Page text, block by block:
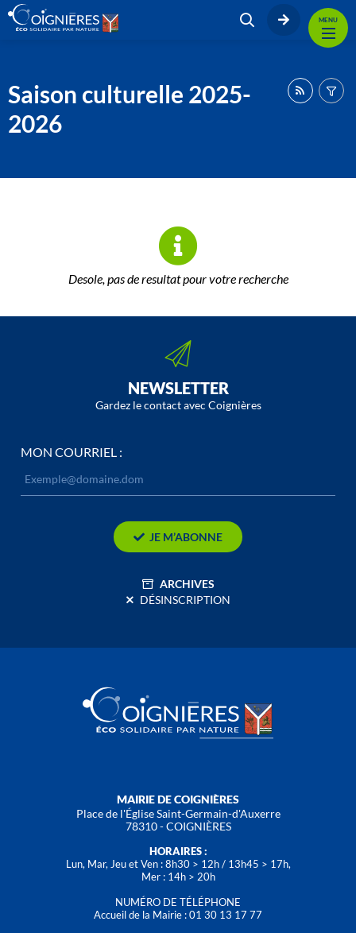
MENU
Saison culturelle 2025-
2026
Desole, pas de resultat pour votre recherche
NEWSLETTER
Gardez le contact avec Coignières
MON COURRIEL :
JE M’ABONNE
ARCHIVES
DÉSINSCRIPTION
MAIRIE DE COIGNIÈRES
Place de l'Église Saint-Germain-d'Auxerre
78310 - COIGNIÈRES
HORAIRES :
Lun, Mar, Jeu et Ven : 8h30 > 12h / 13h45 > 17h,
Mer : 14h > 20h
NUMÉRO DE TÉLÉPHONE
Accueil de la Mairie : 01 30 13 17 77